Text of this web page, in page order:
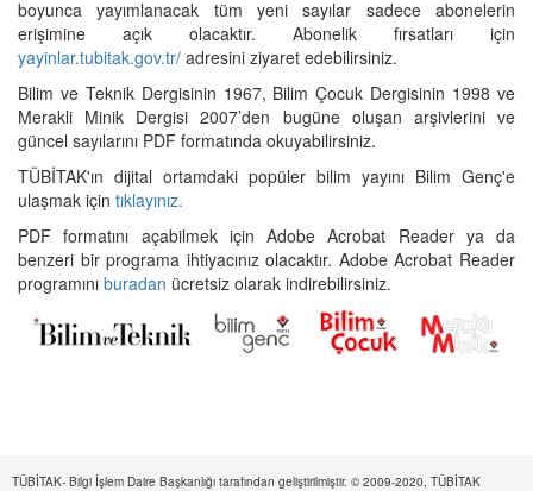
boyunca yayımlanacak tüm yeni sayılar sadece abonelerin
erişimine açık olacaktır. Abonelik fırsatları için
yayinlar.tubitak.gov.tr/ adresini ziyaret edebilirsiniz.
Bilim ve Teknik Dergisinin 1967, Bilim Çocuk Dergisinin 1998 ve
Merakli Minik Dergisi 2007’den bugüne oluşan arşivlerini ve
güncel sayılarını PDF formatında okuyabilirsiniz.
TÜBİTAK'ın dijital ortamdaki popüler bilim yayını Bilim Genç'e
ulaşmak için tıklayınız.
PDF formatını açabilmek için Adobe Acrobat Reader ya da
benzeri bir programa ihtiyacınız olacaktır. Adobe Acrobat Reader
programını buradan ücretsiz olarak indirebilirsiniz.
TÜBİTAK- Bilgi İşlem Daire Başkanlığı tarafından geliştirilmiştir. © 2009-2020, TÜBİTAK